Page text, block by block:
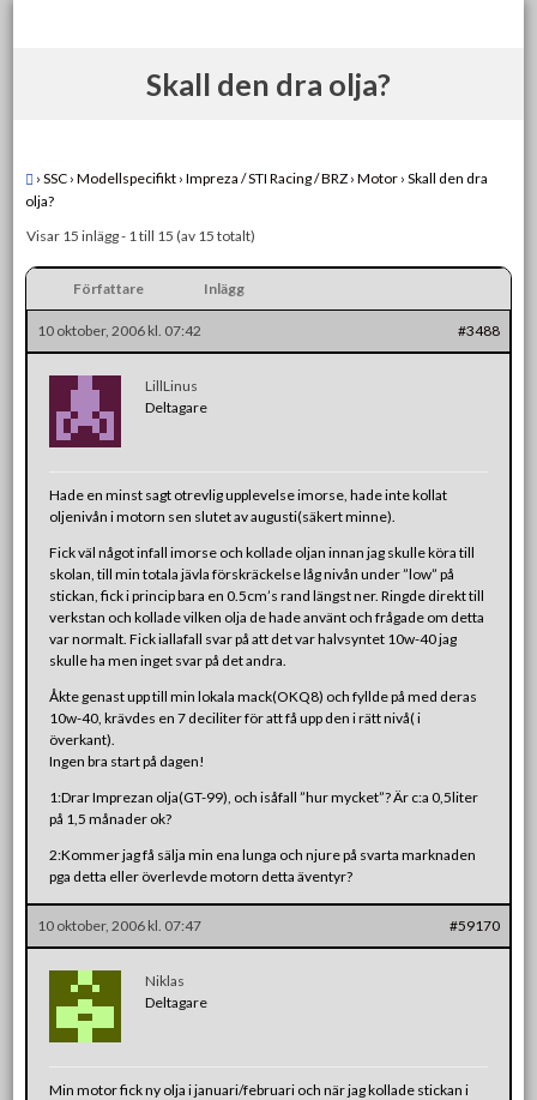
Skall den dra olja?
› SSC › Modellspecifikt › Impreza / STI Racing / BRZ › Motor › Skall den dra
olja?
Visar 15 inlägg - 1 till 15 (av 15 totalt)
Författare Inlägg
10 oktober, 2006 kl. 07:42 #3488
LillLinus
Deltagare
Hade en minst sagt otrevlig upplevelse imorse, hade inte kollat
oljenivån i motorn sen slutet av augusti(säkert minne).
Fick väl något infall imorse och kollade oljan innan jag skulle köra till
skolan, till min totala jävla förskräckelse låg nivån under ”low” på
stickan, fick i princip bara en 0.5cm’s rand längst ner. Ringde direkt till
verkstan och kollade vilken olja de hade använt och frågade om detta
var normalt. Fick iallafall svar på att det var halvsyntet 10w-40 jag
skulle ha men inget svar på det andra.
Åkte genast upp till min lokala mack(OKQ8) och fyllde på med deras
10w-40, krävdes en 7 deciliter för att få upp den i rätt nivå( i
överkant).
Ingen bra start på dagen!
1:Drar Imprezan olja(GT-99), och isåfall ”hur mycket”? Är c:a 0,5liter
på 1,5 månader ok?
2:Kommer jag få sälja min ena lunga och njure på svarta marknaden
pga detta eller överlevde motorn detta äventyr?
10 oktober, 2006 kl. 07:47 #59170
Niklas
Deltagare
Min motor fick ny olja i januari/februari och när jag kollade stickan i